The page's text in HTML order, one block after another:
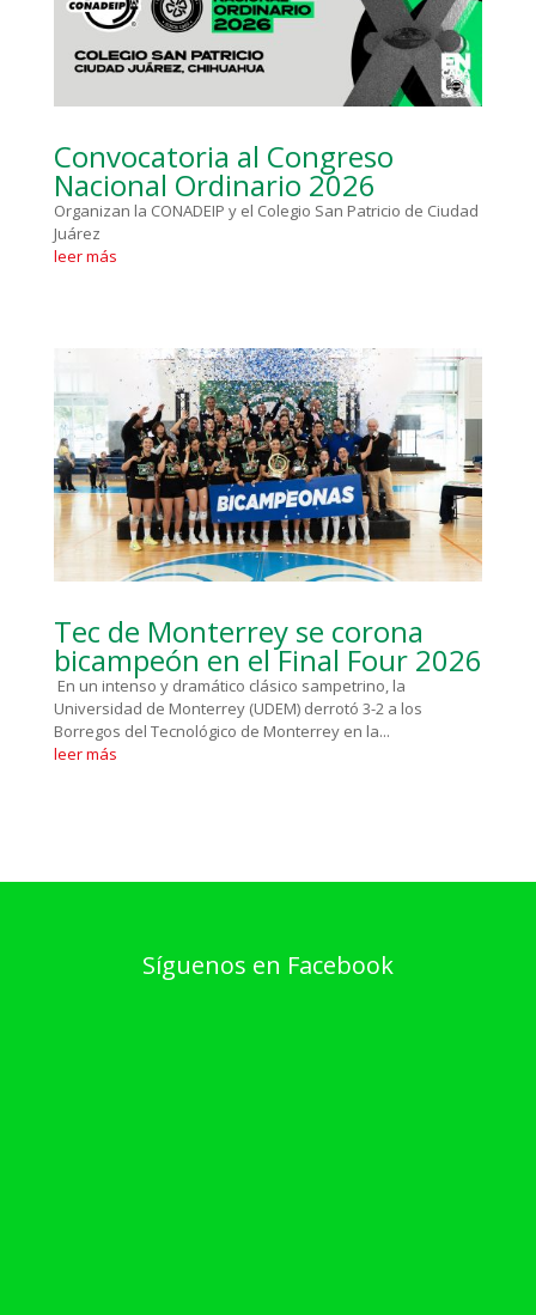
Convocatoria al Congreso
Nacional Ordinario 2026
Organizan la CONADEIP y el Colegio San Patricio de Ciudad
Juárez
leer más
Tec de Monterrey se corona
bicampeón en el Final Four 2026
En un intenso y dramático clásico sampetrino, la
Universidad de Monterrey (UDEM) derrotó 3-2 a los
Borregos del Tecnológico de Monterrey en la...
leer más
Síguenos en Facebook